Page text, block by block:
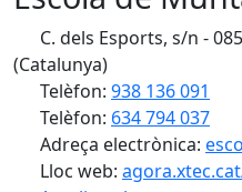
C. dels Esports, s/n -
(Catalunya)
Telèfon: 938 136 091
Telèfon: 634 794 037
Adreça electrònica:
Lloc web: